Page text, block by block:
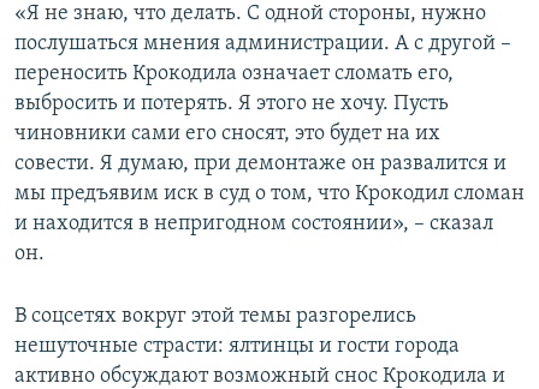
«Я не знаю, что делать. С одной стороны, нужно
послушаться мнения администрации. А с другой –
переносить Крокодила означает сломать его,
выбросить и потерять. Я этого не хочу. Пусть
чиновники сами его сносят, это будет на их
совести. Я думаю, при демонтаже он развалится и
мы предъявим иск в суд о том, что Крокодил сломан
и находится в непригодном состоянии», – сказал
он.
В соцсетях вокруг этой темы разгорелись
нешуточные страсти: ялтинцы и гости города
активно обсуждают возможный снос Крокодила и